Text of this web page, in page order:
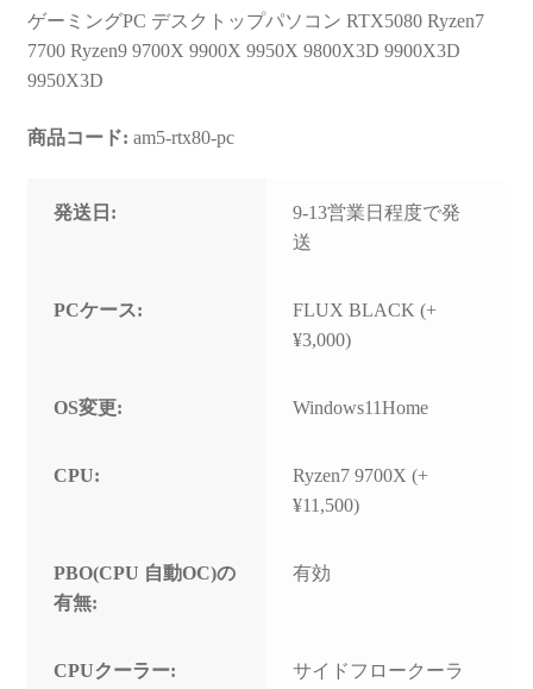
ご使用時にあたって
ゲーミングPC デスクトップパソコン RTX5080 Ryzen7
7700 Ryzen9 9700X 9900X 9950X 9800X3D 9900X3D
9950X3D
商品コード: am5-rtx80-pc
発送日:
9-13営業日程度で発
送
PCケース:
FLUX BLACK (+
¥3,000)
OS変更: Windows11Home
CPU:
Ryzen7 9700X (+
¥11,500)
PBO(CPU 自動OC)の
有無:
有効
CPUクーラー:
サイドフロークーラ